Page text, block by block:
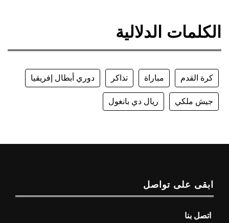
الكلمات الدلالية
كرة القدم مباراة تذاكر دوري أبطال إفريقيا
جيش ملكي ريال دي بانغول
ابقى على تواصل
اتصل بنا